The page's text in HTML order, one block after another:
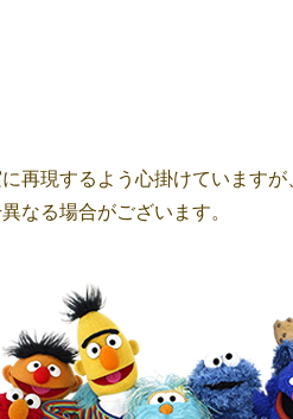
再現するよう心掛けていますが
なる場合がございます。